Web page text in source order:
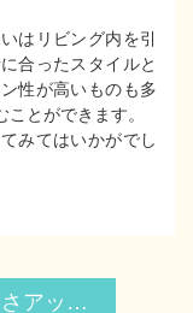
はリビング内を引
合ったスタイルと
性が高いものも多
とができます。
みてはいかがでし
ちょっとの工夫で便利さアップ「収納アイディアリフォーム」５選